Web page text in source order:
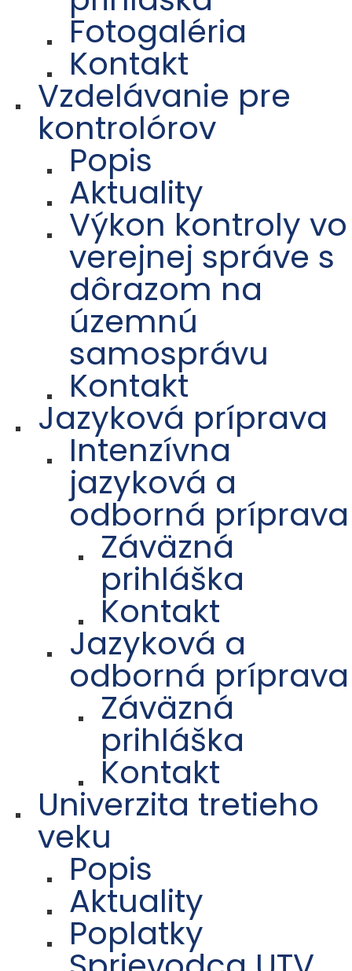
Fotogaléria
Kontakt
Vzdelávanie pre
kontrolórov
Popis
Aktuality
Výkon kontroly vo
verejnej správe s
dôrazom na
územnú
samosprávu
Kontakt
Jazyková príprava
Intenzívna
jazyková a
odborná príprava
Záväzná
prihláška
Kontakt
Jazyková a
odborná príprava
Záväzná
prihláška
Kontakt
Univerzita tretieho
veku
Popis
Aktuality
Poplatky